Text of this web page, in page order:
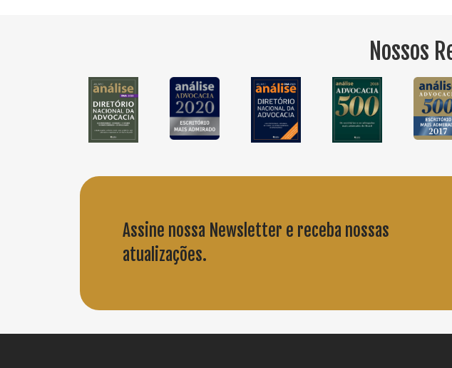
Nossos
Assine nossa Newsletter e receba nossas
atualizações.